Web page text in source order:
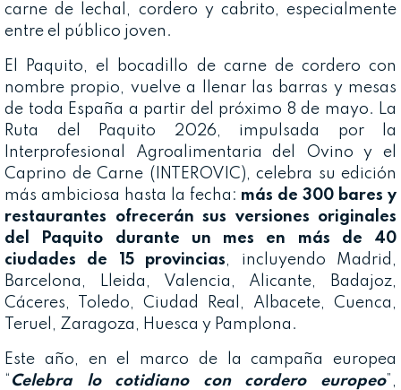
carne de lechal, cordero y cabrito, especialmente
entre el público joven.
El Paquito, el bocadillo de carne de cordero con
nombre propio, vuelve a llenar las barras y mesas
de toda España a partir del próximo 8 de mayo. La
Ruta del Paquito 2026, impulsada por la
Interprofesional Agroalimentaria del Ovino y el
Caprino de Carne (INTEROVIC), celebra su edición
más ambiciosa hasta la fecha: más de 300 bares y
restaurantes ofrecerán sus versiones originales
del Paquito durante un mes en más de 40
ciudades de 15 provincias, incluyendo Madrid,
Barcelona, Lleida, Valencia, Alicante, Badajoz,
Cáceres, Toledo, Ciudad Real, Albacete, Cuenca,
Teruel, Zaragoza, Huesca y Pamplona.
Este año, en el marco de la campaña europea
“ Celebra lo cotidiano con cordero europeo”,